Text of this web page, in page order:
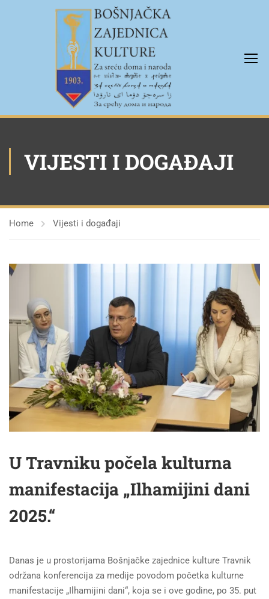
VIJESTI I DOGAĐAJI
Home Vijesti i događaji
U Travniku počela kulturna
manifestacija „Ilhamijini dani
2025.“
Danas je u prostorijama Bošnjačke zajednice kulture Travnik
održana konferencija za medije povodom početka kulturne
manifestacije „Ilhamijini dani“, koja se i ove godine, po 35. put